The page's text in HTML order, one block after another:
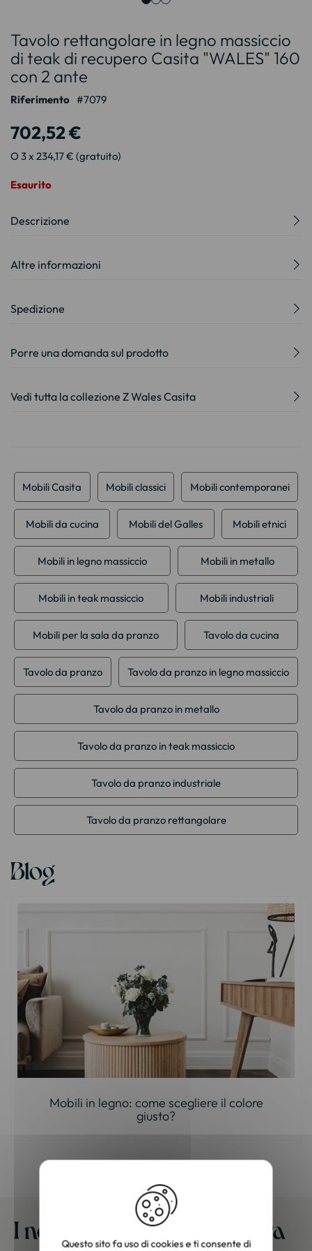
all'inizio
della
galleria
di
immagini
Tavolo rettangolare in legno massiccio
di teak di recupero Casita "WALES" 160
con 2 ante
Riferimento 7079
702,52 €
O 3 x 234,17 € (gratuito)
Esaurito
Descrizione
Altre informazioni
Spedizione
Porre una domanda sul prodotto
Vedi tutta la collezione Z Wales Casita
Mobili Casita Mobili classici Mobili contemporanei
Mobili da cucina Mobili del Galles Mobili etnici
Mobili in legno massiccio Mobili in metallo
Mobili in teak massiccio Mobili industriali
Mobili per la sala da pranzo Tavolo da cucina
Tavolo da pranzo Tavolo da pranzo in legno massiccio
Tavolo da pranzo in metallo
Tavolo da pranzo in teak massiccio
Tavolo da pranzo industriale
Tavolo da pranzo rettangolare
Blog
Mobili in legno: come scegliere il colore
giusto?
I nostri mobili a casa vostra
Questo sito fa uso di cookies e ti consente di